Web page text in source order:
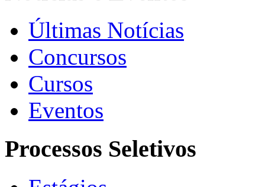
Últimas Notícias
Concursos
Cursos
Eventos
Processos Seletivos